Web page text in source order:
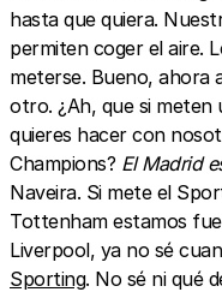
hasta que quiera.
permiten coger el aire.
meterse. Bueno, ahora
otro. ¿Ah, que si meten
quieres hacer con
Champions? El Madrid
Naveira. Si mete el
Tottenham estamos
Liverpool, ya no sé
Sporting. No sé ni qué